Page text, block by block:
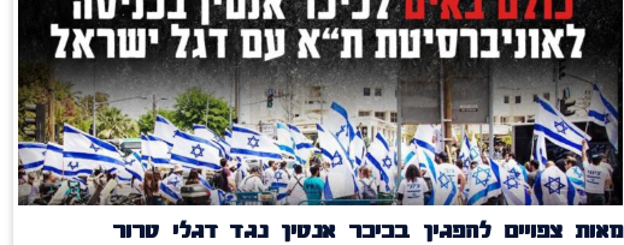
מאות צפויים להפגין בכיכר אנטין נגד דגלי טרור